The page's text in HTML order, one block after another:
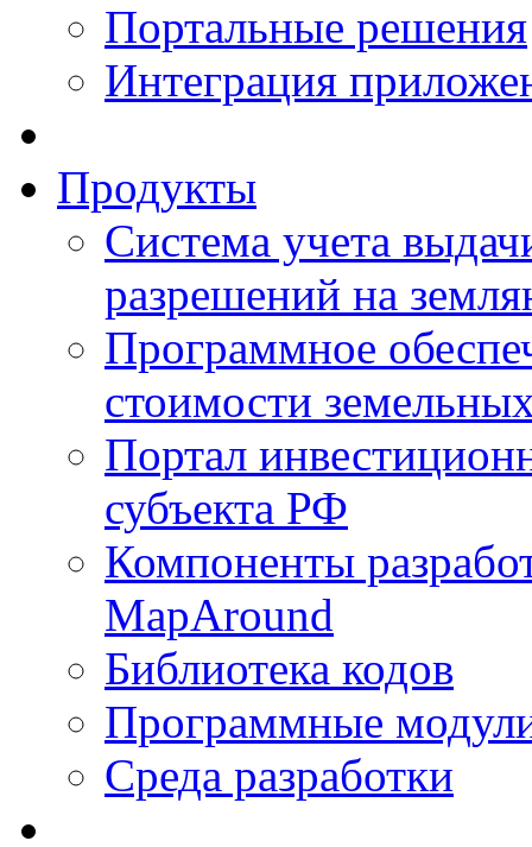
Портальные решения
Интеграция
Продукты
Система учета
разрешений на
Программное
стоимости
Портал
субъекта РФ
Компоненты
MapAround
Библиотека кодов
Программные
Среда разработки